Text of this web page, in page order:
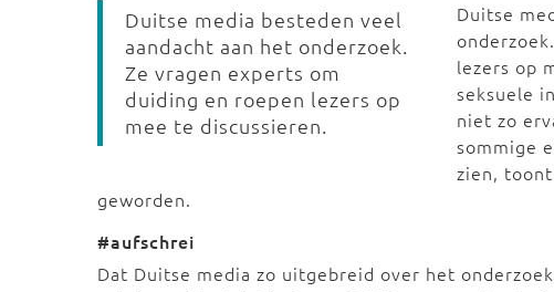
Duitse media besteden veel
aandacht aan het onderzoek.
Ze vragen experts om
duiding en roepen lezers op
mee te discussieren.
Duitse
lezers op
seksuele
niet zo
sommige
zien,
geworden.
#aufschrei
Dat Duitse media zo uitgebreid over het